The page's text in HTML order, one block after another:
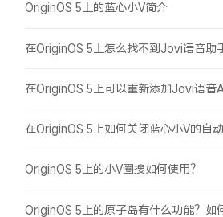
OriginOS 5上的蓝心小V简介
在OriginOS 5上怎么找不到Jovi语音助
在OriginOS 5上可以重新添加Jovi语音
在OriginOS 5上如何关闭蓝心小V的自动
OriginOS 5上的小V圈搜如何使用？
OriginOS 5上的原子岛有什么功能？如